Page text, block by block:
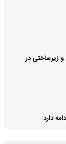
و زیرساختی در
دارد